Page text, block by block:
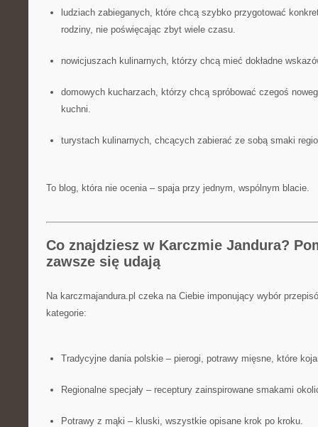
ludziach zabieganych, które chcą szybko przygotować
rodziny, nie poświęcając zbyt wiele czasu.
nowicjuszach kulinarnych, którzy chcą mieć dokładne
domowych kucharzach, którzy chcą spróbować czegoś
kuchni.
turystach kulinarnych, chcących zabierać ze sobą smaki
To blog, która nie ocenia – spaja przy jednym, wspólnym blacie.
Co znajdziesz w Karczmie Jandura?
zawsze się udają
Na karczmajandura.pl czeka na Ciebie imponujący wybór
kategorie:
Tradycyjne dania polskie – pierogi, potrawy mięsne, które
Regionalne specjały – receptury zainspirowane smakami
Potrawy z mąki – kluski, wszystkie opisane krok po kroku.